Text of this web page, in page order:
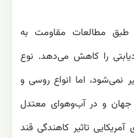
مطالعات مقاومت به
را کاهش می‌دهد. نوع
نمی‌شود، اما انواع روسی و
‏جهان و در آب‌وهوای معتدل
تاثیر کاهندگی قند